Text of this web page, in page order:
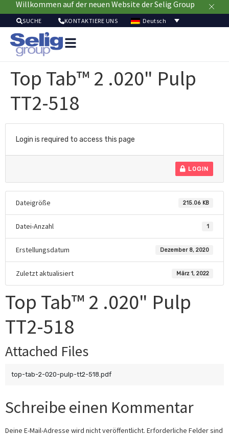
Willkommen auf der neuen Website der Selig Group
SUCHE KONTAKTIERE UNS Deutsch
Top Tab™ 2 .020" Pulp
TT2-518
Login is required to access this page
LOGIN
Dateigröße 215.06 KB
Datei-Anzahl 1
Erstellungsdatum Dezember 8, 2020
Zuletzt aktualisiert März 1, 2022
Top Tab™ 2 .020" Pulp
TT2-518
Attached Files
top-tab-2-020-pulp-tt2-518.pdf
Schreibe einen Kommentar
Deine E-Mail-Adresse wird nicht veröffentlicht. Erforderliche Felder sind